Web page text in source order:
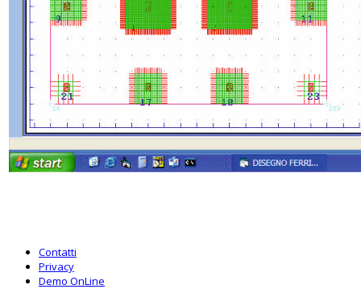
Contatti
Privacy
Demo OnLine